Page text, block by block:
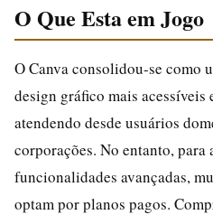
O Que Esta em Jogo
O Canva consolidou-se como
design gráfico mais acessíveis
atendendo desde usuários
corporações. No entanto, para
funcionalidades avançadas,
optam por planos pagos.